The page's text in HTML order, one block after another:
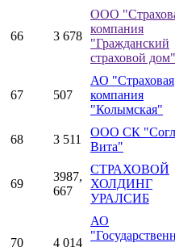
66 3 678
ООО
компания
"Гражданский
страховой дом"
67 507
АО "Страховая
компания
"Колымская"
68 3 511
ООО СК
Вита"
69
3987,
667
СТРАХОВОЙ
ХОЛДИНГ
УРАЛСИБ
70 4 014
АО